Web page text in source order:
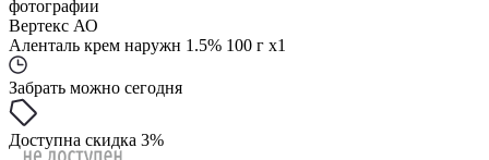
фотографии
Вертекс АО
Аленталь крем наружн 1.5% 100 г x1
Забрать можно сегодня
Доступна скидка 3%